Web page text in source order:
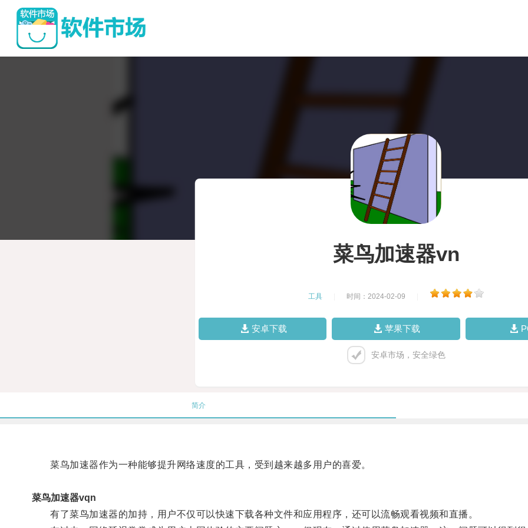
菜鸟加速器vn
工具 时间：2024-02-09
安卓下载 苹果下载
安卓市场，安全绿色
简介
菜鸟加速器作为一种能够提升网络速度的工具，受到越来越多用户的喜爱。
菜鸟加速器vqn
有了菜鸟加速器的加持，用户不仅可以快速下载各种文件和应用程序，还可以流畅观看视频和直播。